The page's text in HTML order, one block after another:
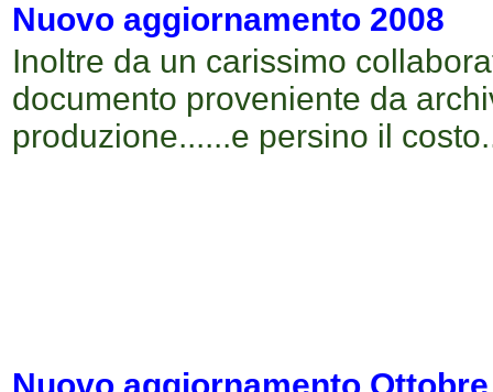
Nuovo aggiornamento 2008
Inoltre da un carissimo
documento proveniente da
produzione......e persino il